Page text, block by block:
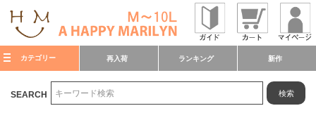
カテゴリー 再入荷 ランキング 新作
SEARCH 検索